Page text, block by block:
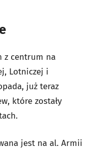
z centrum na
Lotniczej i
już teraz
które zostały
jest na al. Armii